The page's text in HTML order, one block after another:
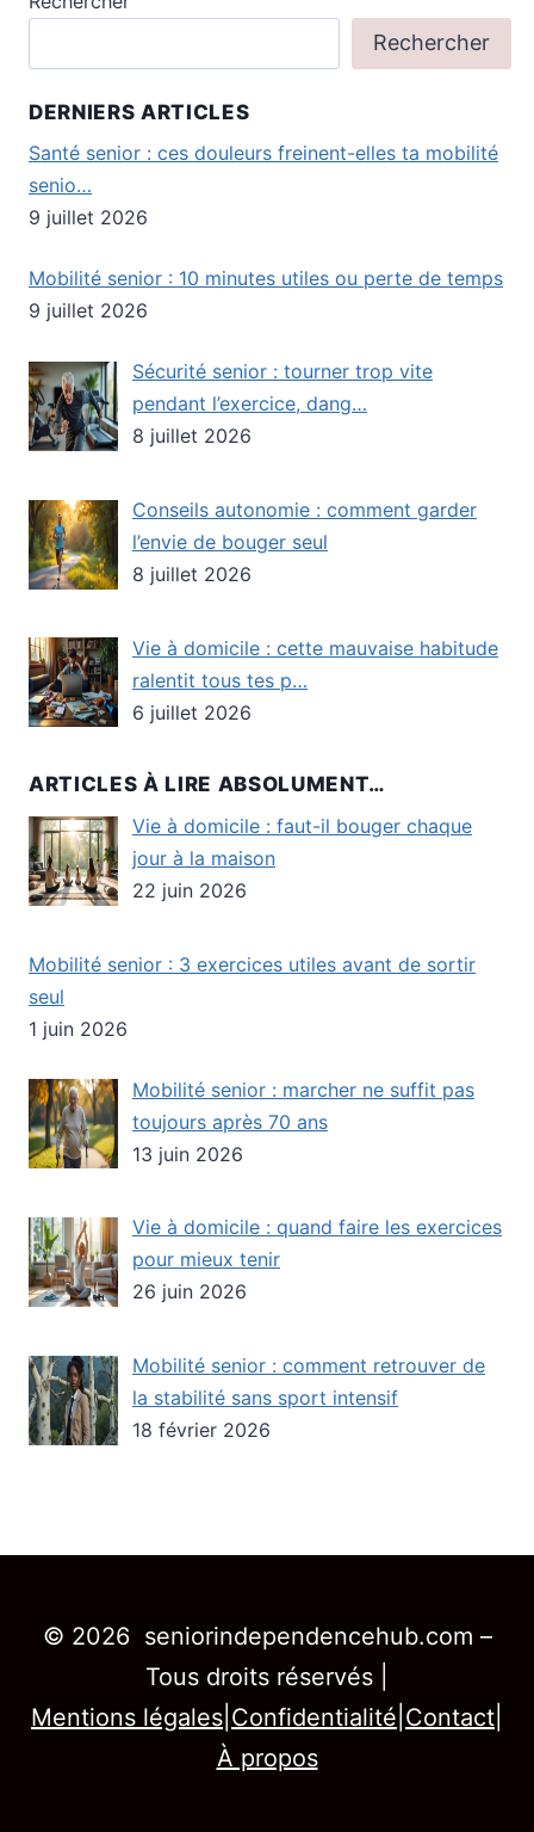
Rechercher
DERNIERS ARTICLES
Santé senior : ces douleurs freinent-elles ta mobilité
senio…
9 juillet 2026
Mobilité senior : 10 minutes utiles ou perte de temps
9 juillet 2026
Sécurité senior : tourner trop vite
pendant l’exercice, dang…
8 juillet 2026
Conseils autonomie : comment garder
l’envie de bouger seul
8 juillet 2026
Vie à domicile : cette mauvaise habitude
ralentit tous tes p…
6 juillet 2026
ARTICLES À LIRE ABSOLUMENT…
Vie à domicile : faut-il bouger chaque
jour à la maison
22 juin 2026
Mobilité senior : 3 exercices utiles avant de sortir
seul
1 juin 2026
Mobilité senior : marcher ne suffit pas
toujours après 70 ans
13 juin 2026
Vie à domicile : quand faire les exercices
pour mieux tenir
26 juin 2026
Mobilité senior : comment retrouver de
la stabilité sans sport intensif
18 février 2026
© 2026 seniorindependencehub.com –
Tous droits réservés |
Mentions légales Confidentialité Contact
À propos